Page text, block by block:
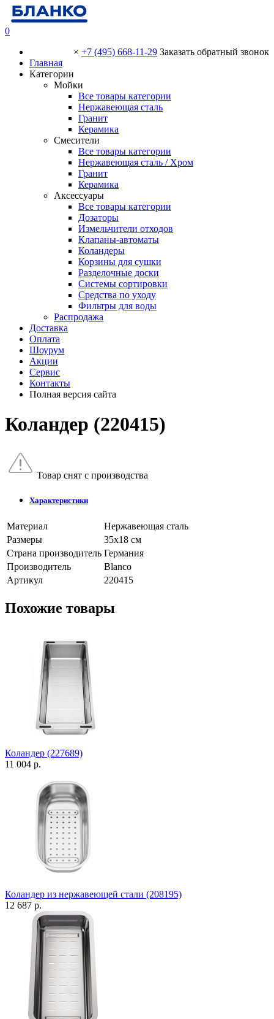
0
× +7 (495) 668-11-29 Заказать обратный звонок
Главная
Категории
Мойки
Все товары категории
Нержавеющая сталь
Гранит
Керамика
Смесители
Все товары категории
Нержавеющая сталь / Хром
Гранит
Керамика
Аксессуары
Все товары категории
Дозаторы
Измельчители отходов
Клапаны-автоматы
Коландеры
Корзины для сушки
Разделочные доски
Системы сортировки
Средства по уходу
Фильтры для воды
Распродажа
Доставка
Оплата
Шоурум
Акции
Сервис
Контакты
Полная версия сайта
Коландер (220415)
Товар снят с производства
Характеристики
Материал
Нержавеющая сталь
Размеры
35x18 см
Страна производитель Германия
Производитель
Blanco
Артикул
220415
Похожие товары
Коландер (227689)
11 004 р.
Коландер из нержавеющей стали (208195)
12 687 р.